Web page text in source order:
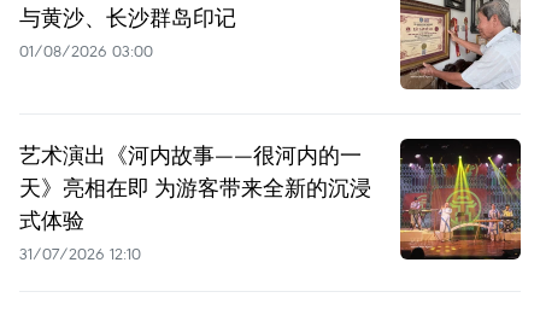
与黄沙、长沙群岛印记
01/08/2026 03:00
艺术演出《河内故事——很河内的一
天》亮相在即 为游客带来全新的沉浸
式体验
31/07/2026 12:10